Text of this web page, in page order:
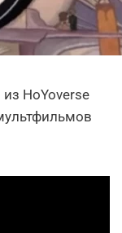
HoYoverse